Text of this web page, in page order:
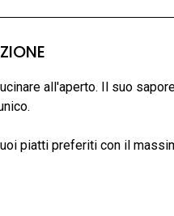
all'aperto. Il suo
piatti preferiti con il